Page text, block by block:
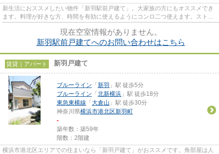
新生活におススメしたい物件「新羽駅前戸建て」。大家族の方にもオススメでき
ます。料理が好きな方、時間を有効に使えるようにコンロ二つ使えます。ストレ
現在空室情報がありません。
新羽駅前戸建てへのお問い合わせはこちら
賃貸｜アパート 新羽戸建て
ブルーライン 「 新羽 」駅 徒歩5分
ブルーライン 「 北新横浜 」駅 徒歩18分
東急東横線 「 大倉山 」駅 徒歩30分
神奈川県横浜市港北区新羽町
-
築年数：築59年
階数：2階建
横浜市港北区エリアでの住まいなら「新羽戸建て」がおススメです。角部屋は人